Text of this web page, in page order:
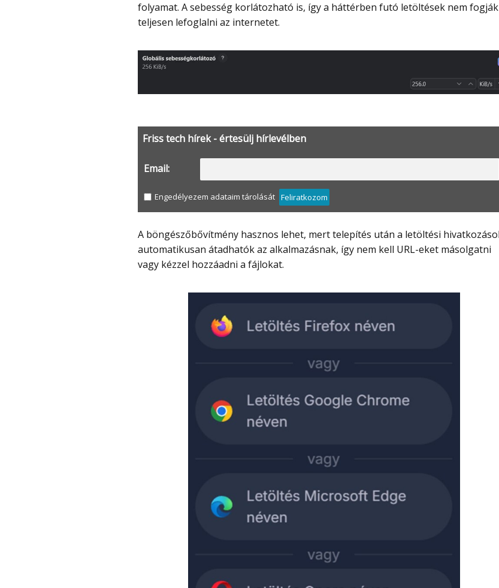
folyamat. A sebesség korlátozható is, így a háttérben futó letöltések nem fogják
teljesen lefoglalni az internetet.
Friss tech hírek - értesülj hírlevélben
Email:
Engedélyezem adataim tárolását Feliratkozom
A böngészőbővítmény hasznos lehet, mert telepítés után a letöltési hivatkozások
automatikusan átadhatók az alkalmazásnak, így nem kell URL-eket másolgatni
vagy kézzel hozzáadni a fájlokat.